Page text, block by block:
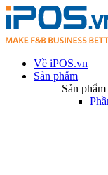
Về iPOS.vn
Sản phẩm
Sản phẩm